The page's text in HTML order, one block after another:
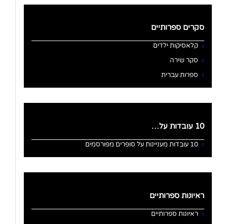
סקרים ספרותיים
קלאסיקות ילדים
סקר שירה
ספרות עברית
10 עובדות על…
10 עובדות מעניינות על סופרים מפורסמים
ראיונות ספרותיים
ראיונות ספרותיים